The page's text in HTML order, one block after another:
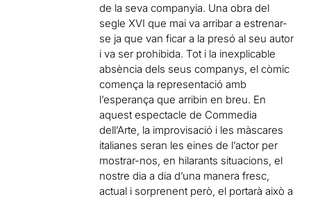
de la seva companyia. Una obra del
segle XVI que mai va arribar a estrenar-
se ja que van ficar a la presó al seu autor
i va ser prohibida. Tot i la inexplicable
absència dels seus companys, el còmic
comença la representació amb
l’esperança que arribin en breu. En
aquest espectacle de Commedia
dell’Arte, la improvisació i les màscares
italianes seran les eines de l’actor per
mostrar-nos, en hilarants situacions, el
nostre dia a dia d’una manera fresc,
actual i sorprenent però, el portarà això a